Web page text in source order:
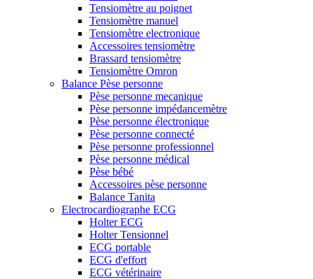
Tensiomètre au poignet
Tensiomètre manuel
Tensiomètre electronique
Accessoires tensiomètre
Brassard tensiomètre
Tensiomètre Omron
Balance Pèse personne
Pèse personne mecanique
Pèse personne impédancemètre
Pèse personne électronique
Pèse personne connecté
Pèse personne professionnel
Pèse personne médical
Pèse bébé
Accessoires pèse personne
Balance Tanita
Electrocardiographe ECG
Holter ECG
Holter Tensionnel
ECG portable
ECG d'effort
ECG vétérinaire